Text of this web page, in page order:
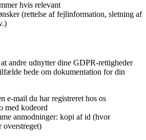
hvis relevant
(rettelse af fejlinformation, sletning af
andre udnytter dine GDPR-rettigheder
bede om dokumentation for din
e-mail du har registreret hos os
med kodeord
anmodninger: kopi af id (hvor
overstreget)